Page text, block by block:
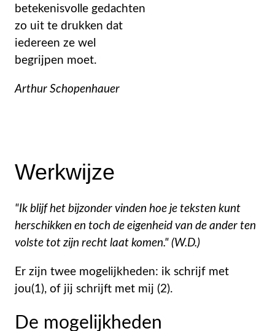
betekenisvolle gedachten
zo uit te drukken dat
iedereen ze wel
begrijpen moet.
Arthur Schopenhauer
Werkwijze
"Ik blijf het bijzonder vinden hoe je teksten kunt
herschikken en toch de eigenheid van de ander ten
volste tot zijn recht laat komen." (W.D.)
Er zijn twee mogelijkheden: ik schrijf met
jou(1), of jij schrijft met mij (2).
De mogelijkheden